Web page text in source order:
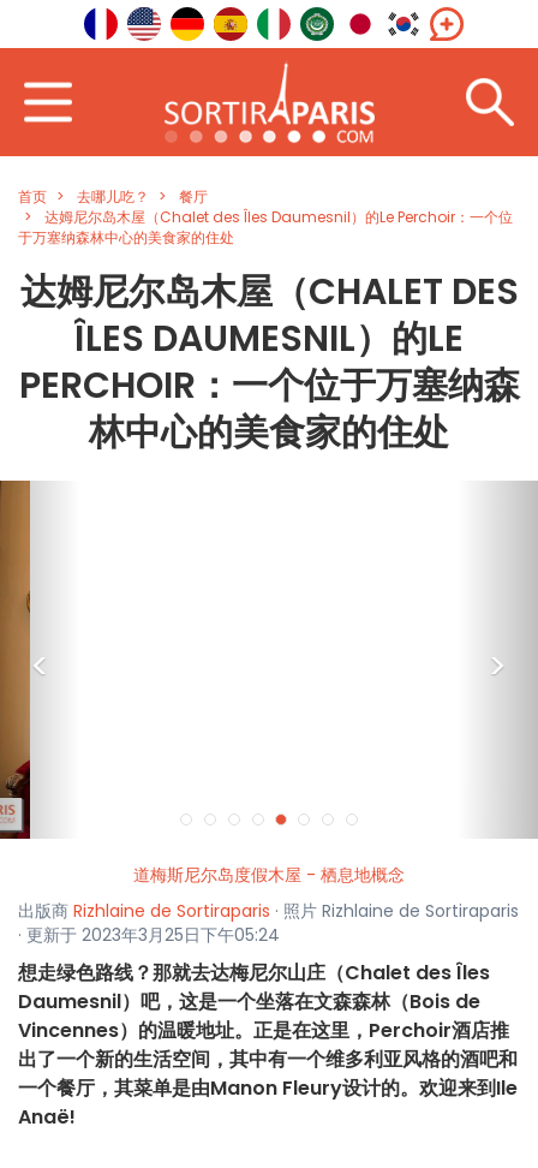
首页 去哪儿吃？
餐厅
达姆尼尔岛木屋（Chalet des Îles Daumesnil）的Le Perchoir：一个位
于万塞纳森林中心的美食家的住处
达姆尼尔岛木屋（CHALET DES
ÎLES DAUMESNIL）的LE
PERCHOIR：一个位于万塞纳森
林中心的美食家的住处
< >
道梅斯尼尔岛度假木屋 - 栖息地概念
出版商 Rizhlaine de Sortiraparis · 照片 Rizhlaine de Sortiraparis
· 更新于 2023年3月25日下午05:24
想走绿色路线？那就去达梅尼尔山庄（Chalet des Îles
Daumesnil）吧，这是一个坐落在文森森林（Bois de
Vincennes）的温暖地址。正是在这里，Perchoir酒店推
出了一个新的生活空间，其中有一个维多利亚风格的酒吧和
一个餐厅，其菜单是由Manon Fleury设计的。欢迎来到Ile
Anaë!